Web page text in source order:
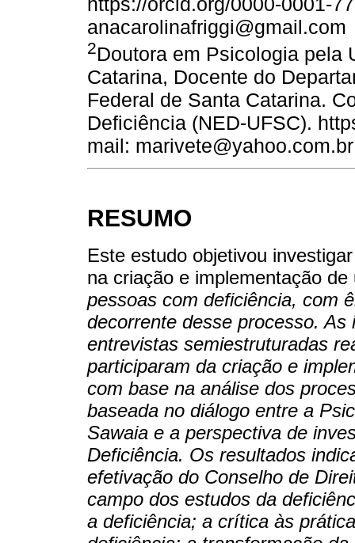
anacarolinafriggi@gmail.com
2Doutora em Psicologia pela
Catarina, Docente do
Federal de Santa Catarina.
Deficiência (NED-UFSC).
mail: marivete@yahoo.com.br
RESUMO
Este estudo objetivou
na criação e implementação
pessoas com deficiência, com
decorrente desse processo.
entrevistas semiestruturadas
participaram da criação e
com base na análise dos
baseada no diálogo entre a
Sawaia e a perspectiva de
Deficiência. Os resultados
efetivação do Conselho de
campo dos estudos da
a deficiência; a crítica às